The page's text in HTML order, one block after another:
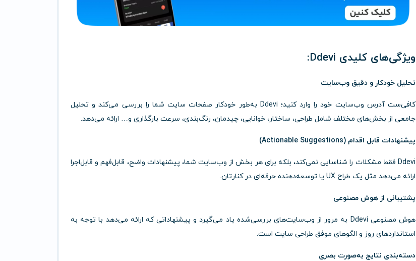
ویژگی‌های کلیدی Ddevi:
تحلیل خودکار و دقیق وب‌سایت
کافی‌ست آدرس وب‌سایت خود را وارد کنید؛ Ddevi به‌طور خودکار صفحات سایت شما را بررسی می‌کند و تحلیل
جامعی از بخش‌های مختلف شامل طراحی، ساختار، خوانایی، چیدمان، رنگ‌بندی، سرعت بارگذاری و… ارائه می‌دهد.
پیشنهادات قابل اقدام (Actionable Suggestions)
Ddevi فقط مشکلات را شناسایی نمی‌کند، بلکه برای هر بخش از وب‌سایت شما، پیشنهادات واضح، قابل‌فهم و قابل‌اجرا
ارائه می‌دهد مثل یک طراح UX یا توسعه‌دهنده حرفه‌ای در کنارتان.
پشتیبانی از هوش مصنوعی
هوش مصنوعی Ddevi به مرور از وب‌سایت‌های بررسی‌شده یاد می‌گیرد و پیشنهاداتی که ارائه می‌دهد با توجه به
استانداردهای روز و الگوهای موفق طراحی سایت است.
دسته‌بندی نتایج به‌صورت بصری